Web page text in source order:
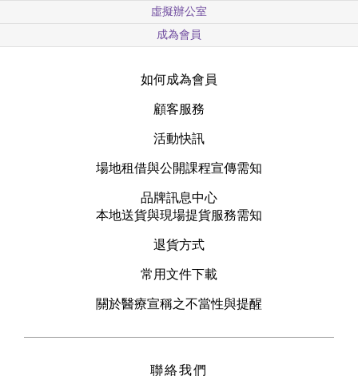
虛擬辦公室
成為會員
如何成為會員
顧客服務
活動快訊
場地租借與公開課程宣傳需知
品牌訊息中心
本地送貨與現場提貨服務需知
退貨方式
常用文件下載
關於醫療宣稱之不當性與提醒
聯絡我們